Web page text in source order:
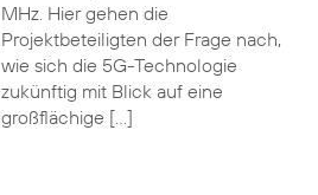
MHz. Hier gehen die
Projektbeteiligten der Frage nach,
wie sich die 5G-Technologie
zukünftig mit Blick auf eine
großflächige […]